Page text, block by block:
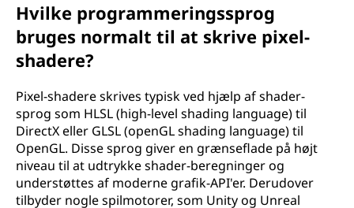
Hvilke programmeringssprog
bruges normalt til at skrive pixel-
shadere?
Pixel-shadere skrives typisk ved hjælp af shader-
sprog som HLSL (high-level shading language) til
DirectX eller GLSL (openGL shading language) til
OpenGL. Disse sprog giver en grænseflade på højt
niveau til at udtrykke shader-beregninger og
understøttes af moderne grafik-API'er. Derudover
tilbyder nogle spilmotorer, som Unity og Unreal